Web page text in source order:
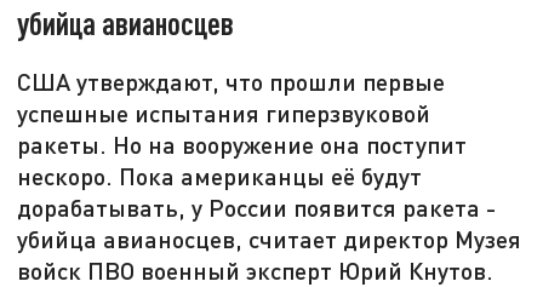
убийца авианосцев
США утверждают, что прошли первые
успешные испытания гиперзвуковой
ракеты. Но на вооружение она поступит
нескоро. Пока американцы её будут
дорабатывать, у России появится ракета -
убийца авианосцев, считает директор Музея
войск ПВО военный эксперт Юрий Кнутов.